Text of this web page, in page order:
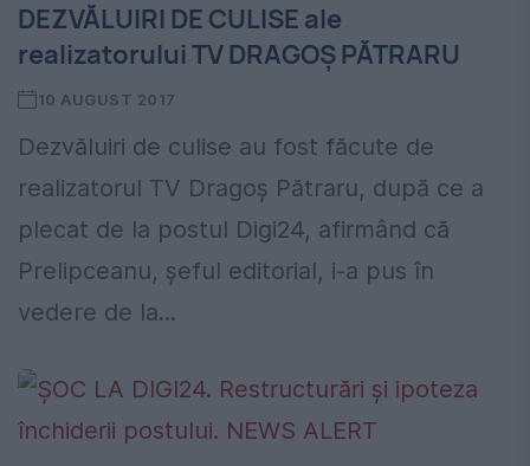
DEZVĂLUIRI DE CULISE ale
realizatorului TV DRAGOȘ PĂTRARU
10 AUGUST 2017
Dezvăluiri de culise au fost făcute de
realizatorul TV Dragoș Pătraru, după ce a
plecat de la postul Digi24, afirmând că
Prelipceanu, șeful editorial, i-a pus în
vedere de la...